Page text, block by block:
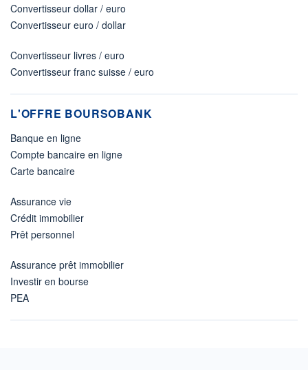
Convertisseur dollar / euro
Convertisseur euro / dollar
Convertisseur livres / euro
Convertisseur franc suisse / euro
L'OFFRE BOURSOBANK
Banque en ligne
Compte bancaire en ligne
Carte bancaire
Assurance vie
Crédit immobilier
Prêt personnel
Assurance prêt immobilier
Investir en bourse
PEA